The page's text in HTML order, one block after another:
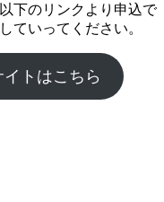
下のリンクより申込で
ていってください。
トはこちら